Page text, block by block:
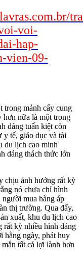
voi-
hap-
vien-09-
trong mảnh cấy cung
hơn nữa là một trong
dáng tuấn kiệt còn
tế, giáo dục và tài
du lịch cao minh
dáng thách thức lớn
chịu ảnh hưởng rất kỳ
nó chưa chỉ hình
mua hàng áp
thị trường. Qua đấy,
xuất, khu du lịch cao
rất kỳ nhiều hình dáng
hằng ngày, phát huy
tất cả lợi lành hơn